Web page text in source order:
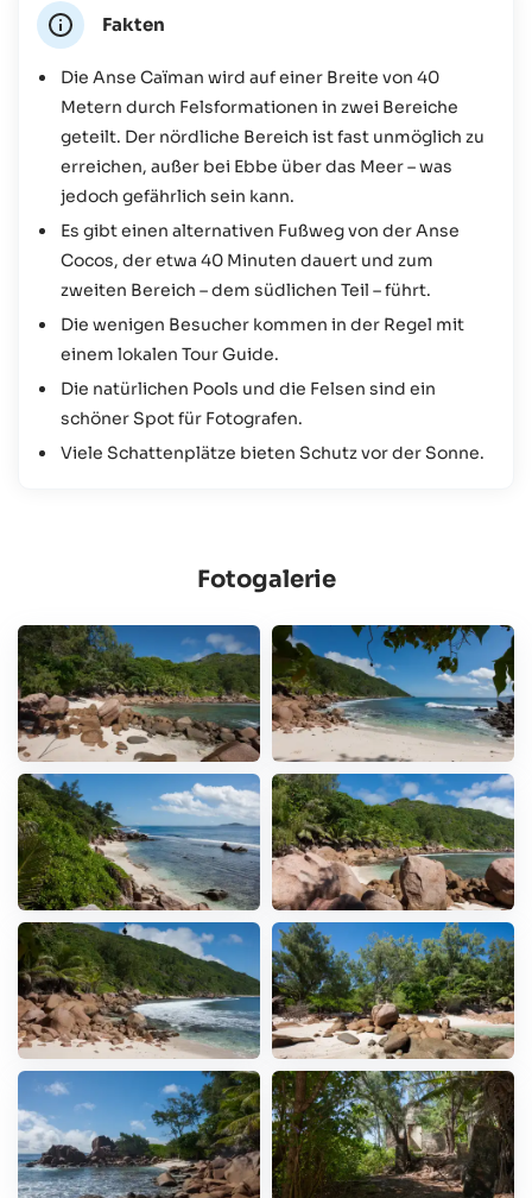
Fakten
Die Anse Caïman wird auf einer Breite von 40
Metern durch Felsformationen in zwei Bereiche
geteilt. Der nördliche Bereich ist fast unmöglich zu
erreichen, außer bei Ebbe über das Meer – was
jedoch gefährlich sein kann.
Es gibt einen alternativen Fußweg von der Anse
Cocos, der etwa 40 Minuten dauert und zum
zweiten Bereich – dem südlichen Teil – führt.
Die wenigen Besucher kommen in der Regel mit
einem lokalen Tour Guide.
Die natürlichen Pools und die Felsen sind ein
schöner Spot für Fotografen.
Viele Schattenplätze bieten Schutz vor der Sonne.
Fotogalerie